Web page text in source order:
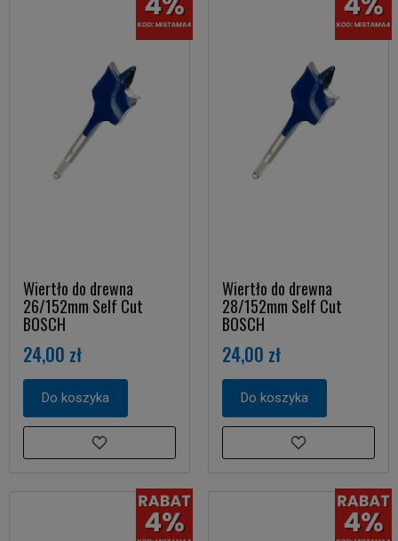
Wiertło do drewna
26/152mm Self Cut
BOSCH
24,00 zł
Do koszyka
Wiertło do drewna
28/152mm Self Cut
BOSCH
24,00 zł
Do koszyka